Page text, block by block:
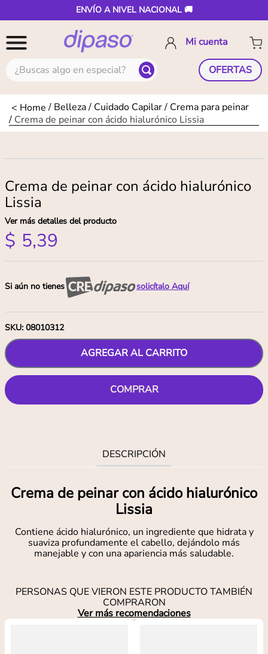
ENVÍO A NIVEL NACIONAL 🚚
¿Buscas algo en especial? OFERTAS
Belleza Cuidado Capilar
Crema para peinar
Crema de peinar con ácido hialurónico Lissia
Crema de peinar con ácido hialurónico
Lissia
Ver más detalles del producto
$ 5,39
Si aún no tienes solicítalo Aquí
SKU: 08010312
AGREGAR AL CARRITO
COMPRAR
DESCRIPCIÓN
Crema de peinar con ácido hialurónico
Lissia
Contiene ácido hialurónico, un ingrediente que hidrata y
suaviza profundamente el cabello, dejándolo más
manejable y con una apariencia más saludable.
PERSONAS QUE VIERON ESTE PRODUCTO TAMBIÉN
COMPRARON
Ver más recomendaciones